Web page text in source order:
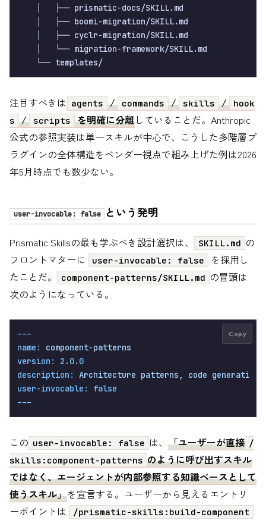
    │   ├── prismatic-docs/SKILL.md
    │   ├── boomi-migration/SKILL.md
    │   ├── cyclr-migration/SKILL.md
    │   └── migration-framework/SKILL.md
注目すべきは agents / commands / skills / hook
s / scripts を明確に分離 していることだ。Anthropic
公式の参照実装は単一スキルが中心で、こうした多階層プ
ラグインの全体構造をベンダー視点で組み上げた例は2026
年5月時点でも数少ない。
user-invocable: false という発明
Prismatic Skillsの最も学ぶべき設計選択は、 SKILL.md の
フロントマターに
user-invocable: false
を採用し
たことだ。
component-patterns/SKILL.md の冒頭は
次のようになっている。
---
name:
component-patterns
version:
2.0.0
description:
Architecture patterns, code generation
user-invocable:
false
Copy
この user-invocable: false は、 「ユーザーが直接 /
skills:component-patterns のように呼び出すスキル
ではなく、エージェントが内部参照する知識ベースとして
使うスキル」を宣言する。ユーザーから見えるエントリ
ーポイントは
/prismatic-skills:build-component